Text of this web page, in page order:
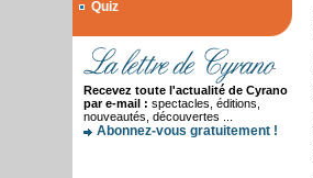
Quiz
Recevez toute l'actualité de Cyrano
par e-mail : spectacles, éditions,
nouveautés, découvertes ...
Abonnez-vous gratuitement !